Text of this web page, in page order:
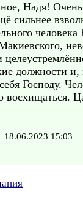
Надя!
сильнее
человека
должности
Господу.
18.06.2023 15:03